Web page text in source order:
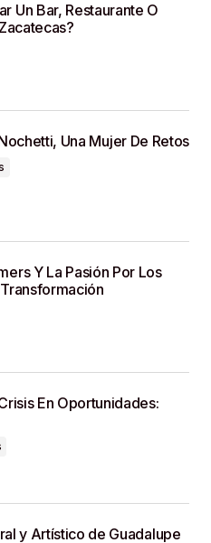
Electrónico Y Sitio
Para La Próxima Vez
Un Bar, Restaurante O
Una Mujer De Retos
Y La Pasión Por Los
En Oportunidades:
y Artístico de Guadalupe